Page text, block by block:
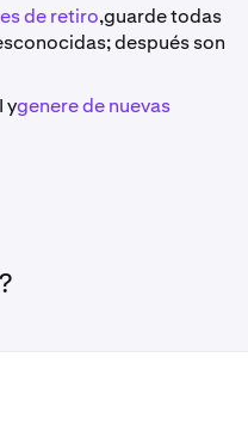
de retiro,guarde todas
después son
ygenere de nuevas